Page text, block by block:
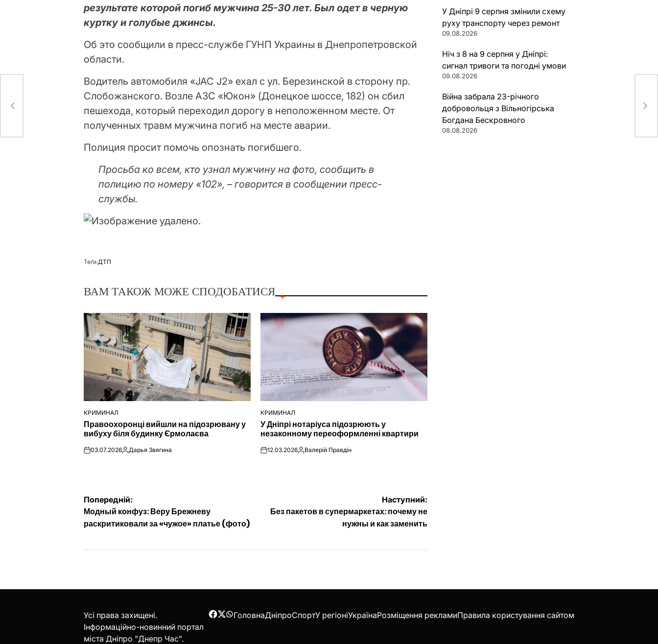
результате которой погиб мужчина 25-30 лет. Был одет в черную
куртку и голубые джинсы.
Об это сообщили в пресс-службе ГУНП Украины в Днепропетровской
области.
Водитель автомобиля «JAC J2» ехал с ул. Березинской в ​​сторону пр.
Слобожанского. Возле АЗС «Юкон» (Донецкое шоссе, 182) он сбил
пешехода, который переходил дорогу в неположенном месте. От
полученных травм мужчина погиб на месте аварии.
Полиция просит помочь опознать погибшего.
Просьба ко всем, кто узнал мужчину на фото, сообщить в
полицию по номеру «102», – говорится в сообщении пресс-
службы.
Теґи:ДТП
ВАМ ТАКОЖ МОЖЕ СПОДОБАТИСЯ
ОПУБЛІКУВАТИ
КРИМИНАЛ
Правоохоронці вийшли на підозрювану у
вибуху біля будинку Єрмолаєва
on03.07.2026Опубліковано
Дарья Звягина
ОПУБЛІКУВАТИ
У
КРИМИНАЛ
У Дніпрі нотаріуса підозрюють у
незаконному переоформленні квартири
on12.03.2026Опубліковано
Валерій Правдін
Навігація
записів
Попередній:
Модный конфуз: Веру Брежневу
раскритиковали за «чужое» платье (фото)
Наступний:
Без пакетов в супермаркетах: почему не
нужны и как заменить
У Дніпрі 9 серпня змінили схему
руху транспорту через ремонт
09.08.2026
Ніч з 8 на 9 серпня у Дніпрі:
сигнал тривоги та погодні умови
09.08.2026
Війна забрала 23-річного
добровольця з Вільногірська
Богдана Бескровного
08.08.2026
Усі права захищені.
Інформаційно-новинний портал
міста Дніпро "Днепр Час".
Facebook
Twitter
WhatsApp
ГоловнаДніпроСпортУ регіоніУкраїнаРозміщення рекламиПравила користування сайтом